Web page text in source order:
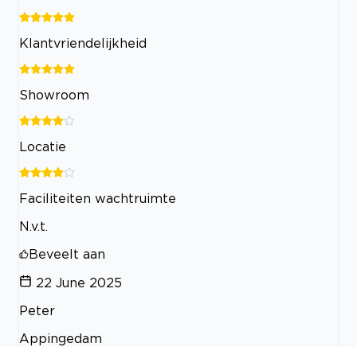
Klantvriendelijkheid
Showroom
Locatie
Faciliteiten wachtruimte
N.v.t.
Beveelt aan
22 June 2025
Peter
Appingedam